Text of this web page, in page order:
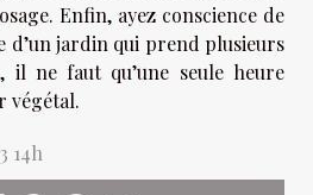
Enfin, ayez conscience de
d’un jardin qui prend plusieurs
il ne faut qu’une seule heure
végétal.
14h